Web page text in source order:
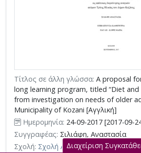
Τίτλος σε άλλη γλώσσα: A proposal
long learning program, titled “Diet and
from investigation on needs of older
Municipality of Kozani [Αγγλική]
Ημερομηνία: 24-09-2017 [2017-09-
Συγγραφέας: Σιλιάφη, Αναστασία
Σχολή: Σχολή Ανθρωπιστικών
Διαχείριση